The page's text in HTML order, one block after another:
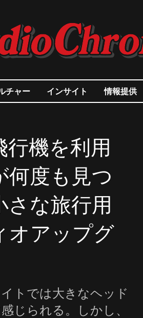
チャー インサイト 情報提供
行機を利用
何度も見つ
さな旅行用
オアップグ
トでは大きなヘッド
じられる。しかし、